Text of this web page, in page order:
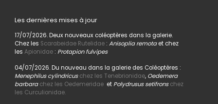
Les dernières mises à jour
17/07/2026. Deux nouveaux coléoptères dans la galerie.
Chez les Scarabeidae Rutelidae: Anisoplia remotaet chez
les Apionidae: Protapion fulvipes
04/07/2026. Du nouveau dans la galerie des Coléoptères :
Menephilus cylindricus chez les Tenebrionidae,Oedemera
barbara chez les Oedemeridaeet Polydrusus setifrons chez
les Curculionidae.